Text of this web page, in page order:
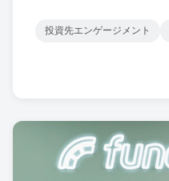
投資先エンゲージメント